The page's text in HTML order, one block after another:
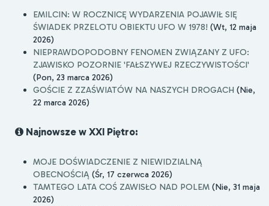
EMILCIN: W ROCZNICĘ WYDARZENIA POJAWIŁ SIĘ
ŚWIADEK PRZELOTU OBIEKTU UFO W 1978! (Wt, 12 maja
2026)
NIEPRAWDOPODOBNY FENOMEN ZWIĄZANY Z UFO:
ZJAWISKO POZORNIE 'FAŁSZYWEJ RZECZYWISTOŚCI'
(Pon, 23 marca 2026)
GOŚCIE Z ZZAŚWIATÓW NA NASZYCH DROGACH (Nie,
22 marca 2026)
Najnowsze w XXI Piętro:
MOJE DOŚWIADCZENIE Z NIEWIDZIALNĄ
OBECNOŚCIĄ (Śr, 17 czerwca 2026)
TAMTEGO LATA COŚ ZAWISŁO NAD POLEM (Nie, 31 maja
2026)